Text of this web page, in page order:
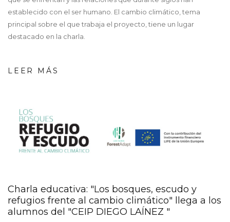
establecido con el ser humano. El cambio climático, tema
principal sobre el que trabaja el proyecto, tiene un lugar
destacado en la charla.
LEER MÁS
screenshot_-
Charla educativa: "Los bosques, escudo y
refugios frente al cambio climático" llega a los
alumnos del "CEIP DIEGO LAÍNEZ "